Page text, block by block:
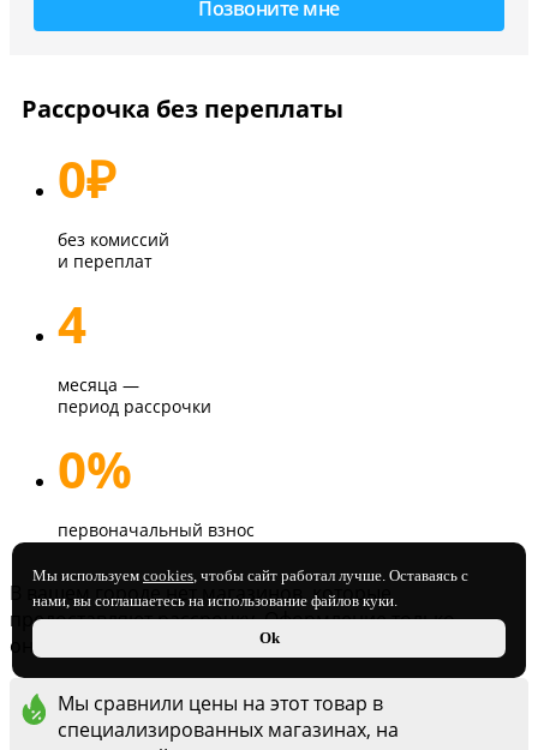
Рассрочка без переплаты
0₽
без комиссий
и переплат
4
месяца —
период рассрочки
0%
первоначальный взнос
В вашем городе нет магазинов, которые
предоставляют рассрочку. Оформление только
онлайн
Мы сравнили цены на этот товар в
специализированных магазинах, на
Мы используем cookies, чтобы сайт работал лучше. Оставаясь с
нами, вы соглашаетесь на использование файлов куки.
Ok